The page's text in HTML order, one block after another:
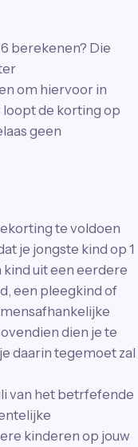
berekenen? Die
om hiervoor in
loopt de korting op
geen
te voldoen
je jongste kind op 1
kind uit een eerdere
een pleegkind of
dien je te
daarin tegemoet zal
van het betrfefende
kinderen op jouw